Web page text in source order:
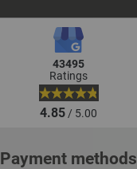
43495
Ratings
4.85/ 5.00
Payment methods